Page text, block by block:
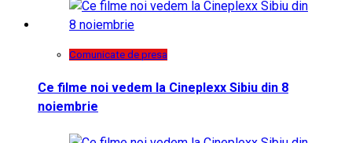
Comunicate de presa
Ce filme noi vedem la Cineplexx Sibiu din 8
noiembrie